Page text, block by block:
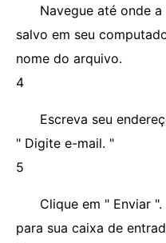
Navegue até onde
salvo em seu
nome do arquivo.
4
Escreva seu
" Digite e-mail. "
5
Clique em " Enviar
para sua caixa de